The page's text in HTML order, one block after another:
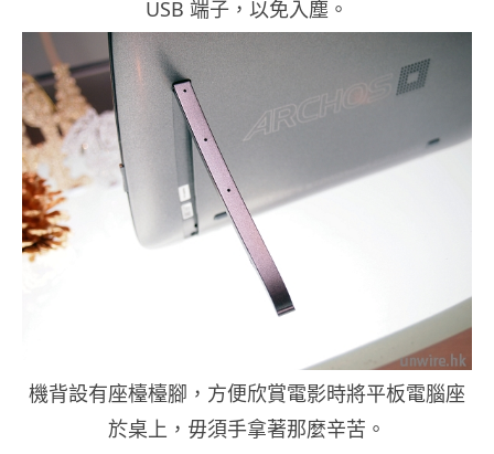
USB 端子，以免入塵。
機背設有座檯檯腳，方便欣賞電影時將平板電腦座
於桌上，毋須手拿著那麼辛苦。